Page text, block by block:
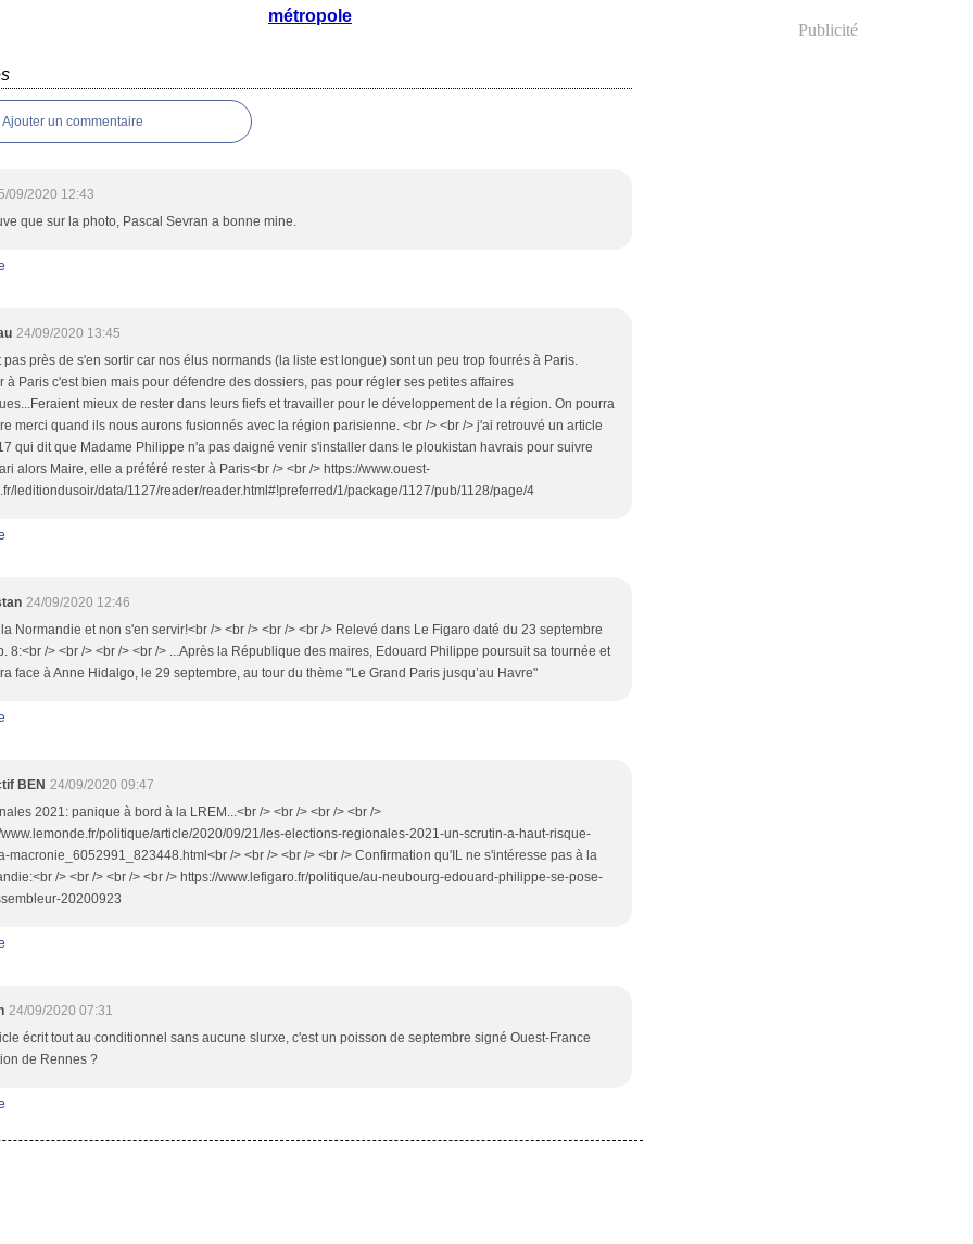
métropole
Ajouter un commentaire
09/2020 12:43
que sur la photo, Pascal Sevran a bonne mine.
24/09/2020 13:45
pas près de s'en sortir car nos élus normands (la liste est longue) sont un peu trop fourrés à Paris.
à Paris c'est bien mais pour défendre des dossiers, pas pour régler ses petites affaires
mieux de rester dans leurs fiefs et travailler pour le développement de la région. On pourra
merci quand ils nous aurons fusionnés avec la région parisienne. <br /> <br /> j'ai retrouvé un article
qui dit que Madame Philippe n'a pas daigné venir s'installer dans le ploukistan havrais pour suivre
alors Maire, elle a préféré rester à Paris<br /> <br /> https://www.ouest-
leditiondusoir/data/1127/reader/reader.html#!preferred/1/package/1127/pub/1128/page/4
24/09/2020 12:46
Normandie et non s'en servir!<br /> <br /> <br /> <br /> Relevé dans Le Figaro daté du 23 septembre
8:<br /> <br /> <br /> <br /> ...Après la République des maires, Edouard Philippe poursuit sa tournée et
face à Anne Hidalgo, le 29 septembre, au tour du thème "Le Grand Paris jusqu’au Havre"
BEN 24/09/2020 09:47
2021: panique à bord à la LREM...<br /> <br /> <br /> <br />
www.lemonde.fr/politique/article/2020/09/21/les-elections-regionales-2021-un-scrutin-a-haut-risque-
macronie_6052991_823448.html<br /> <br /> <br /> <br /> Confirmation qu'IL ne s'intéresse pas à la
/> <br /> <br /> <br /> https://www.lefigaro.fr/politique/au-neubourg-edouard-philippe-se-pose-
20200923
24/09/2020 07:31
écrit tout au conditionnel sans aucune slurxe, c'est un poisson de septembre signé Ouest-France
de Rennes ?
Publicité